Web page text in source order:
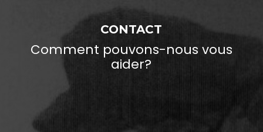
CONTACT
Comment pouvons-nous vous
aider?